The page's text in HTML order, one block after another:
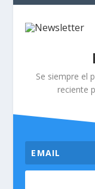
Se siempre el
reciente